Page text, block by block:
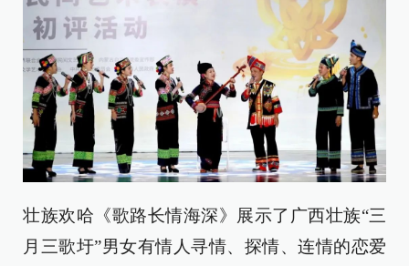
壮族欢哈《歌路长情海深》展示了广西壮族“三
月三歌圩”男女有情人寻情、探情、连情的恋爱